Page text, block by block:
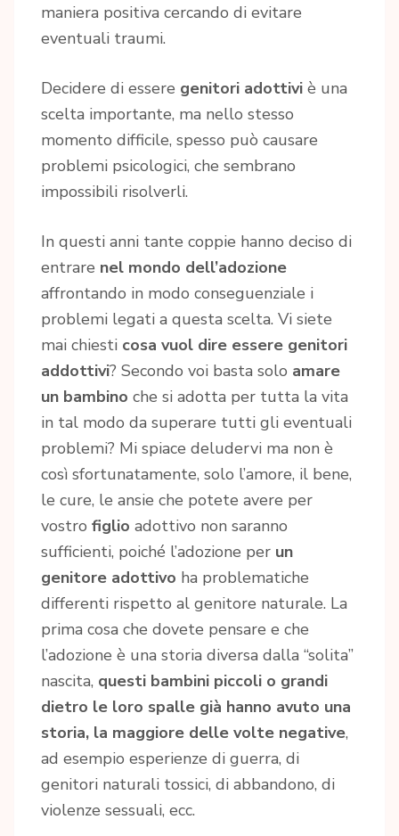
maniera positiva cercando di evitare
eventuali traumi.
Decidere di essere genitori adottivi è una
scelta importante, ma nello stesso
momento difficile, spesso può causare
problemi psicologici, che sembrano
impossibili risolverli.
In questi anni tante coppie hanno deciso di
entrare nel mondo dell’adozione
affrontando in modo conseguenziale i
problemi legati a questa scelta. Vi siete
mai chiesti cosa vuol dire essere genitori
addottivi? Secondo voi basta solo amare
un bambino che si adotta per tutta la vita
in tal modo da superare tutti gli eventuali
problemi? Mi spiace deludervi ma non è
così sfortunatamente, solo l’amore, il bene,
le cure, le ansie che potete avere per
vostro figlio adottivo non saranno
sufficienti, poiché l’adozione per un
genitore adottivo ha problematiche
differenti rispetto al genitore naturale. La
prima cosa che dovete pensare e che
l’adozione è una storia diversa dalla “solita”
nascita, questi bambini piccoli o grandi
dietro le loro spalle già hanno avuto una
storia, la maggiore delle volte negative,
ad esempio esperienze di guerra, di
genitori naturali tossici, di abbandono, di
violenze sessuali, ecc.